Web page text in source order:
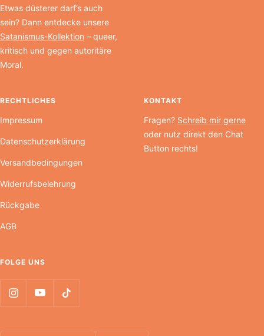
Etwas düsterer darf’s auch
sein? Dann entdecke unsere
Satanismus-Kollektion – queer,
kritisch und gegen autoritäre
Moral.
RECHTLICHES
Impressum
Datenschutzerklärung
Versandbedingungen
Widerrufsbelehrung
Rückgabe
AGB
KONTAKT
Fragen? Schreib mir gerne
oder nutz direkt den Chat
Button rechts!
FOLGE UNS